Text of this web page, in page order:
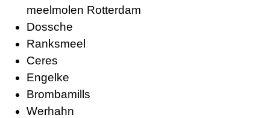
meelmolen Rotterdam
Dossche
Ranksmeel
Ceres
Engelke
Brombamills
Werhahn